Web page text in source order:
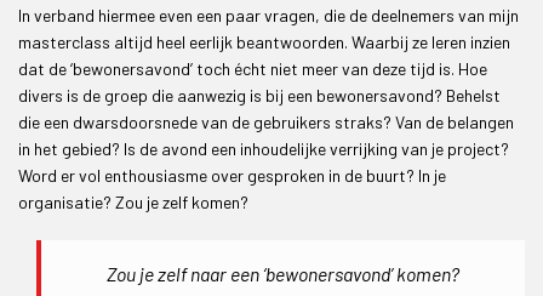
In verband hiermee even een paar vragen, die de deelnemers van mijn
masterclass altijd heel eerlijk beantwoorden. Waarbij ze leren inzien
dat de ‘bewonersavond’ toch écht niet meer van deze tijd is. Hoe
divers is de groep die aanwezig is bij een bewonersavond? Behelst
die een dwarsdoorsnede van de gebruikers straks? Van de belangen
in het gebied? Is de avond een inhoudelijke verrijking van je project?
Word er vol enthousiasme over gesproken in de buurt? In je
organisatie? Zou je zelf komen?
Zou je zelf naar een ‘bewonersavond’ komen?